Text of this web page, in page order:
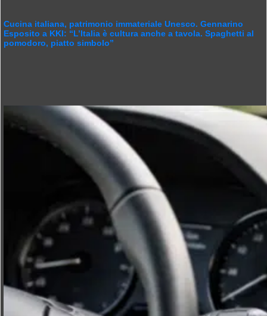
Cucina italiana, patrimonio immateriale Unesco. Gennarino
Esposito a KKI: “L’Italia è cultura anche a tavola. Spaghetti al
pomodoro, piatto simbolo”